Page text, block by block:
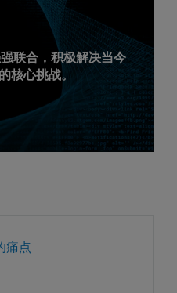
联合，积极解决当今
核心挑战。
痛点